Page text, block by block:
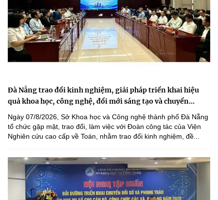
Đà Nẵng trao đổi kinh nghiệm, giải pháp triển khai hiệu
quả khoa học, công nghệ, đổi mới sáng tạo và chuyển...
Ngày 07/8/2026, Sở Khoa học và Công nghệ thành phố Đà Nẵng
tổ chức gặp mặt, trao đổi, làm việc với Đoàn công tác của Viện
Nghiên cứu cao cấp về Toán, nhằm trao đổi kinh nghiệm, đề...